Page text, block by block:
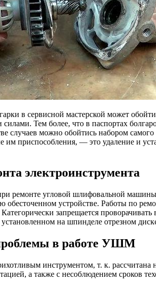
в сервисной мастерской может
силами. Тем более, что в паспортах
случаев можно обойтись набором
приспособления, — это удаление и
электроинструмента
ремонте угловой шлифовальной
обесточенном устройстве. Работы по
запрещается
на шпинделе отрезном
в работе УШМ
инструментом, т. к.
а также с несоблюдением сроков